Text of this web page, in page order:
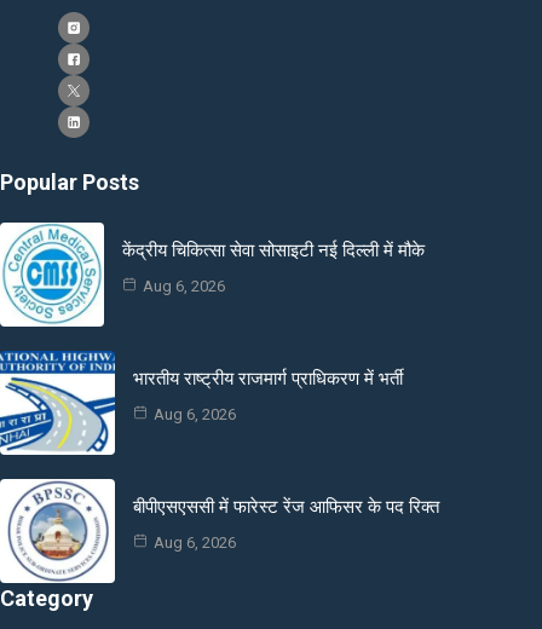
Popular Posts
केंद्रीय चिकित्सा सेवा सोसाइटी नई दिल्ली में मौके
Aug 6, 2026
भारतीय राष्ट्रीय राजमार्ग प्राधिकरण में भर्ती
Aug 6, 2026
बीपीएसएससी में फारेस्ट रेंज आफिसर के पद रिक्त
Aug 6, 2026
Category